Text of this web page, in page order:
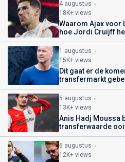
4 augustus
18K+ views
Waarom Ajax voor
hoe Jordi Cruijff
1 augustus
15K+ views
Dit gaat er de
transfermarkt
5 augustus
13K+ views
Anis Hadj Moussa
transferwaarde
6 augustus
12K+ views